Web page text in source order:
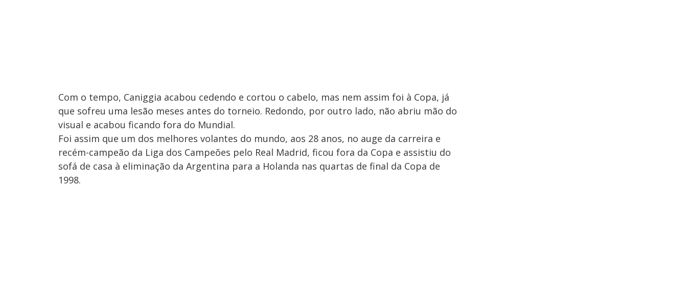
Com o tempo, Caniggia acabou cedendo e cortou o cabelo, mas nem assim foi à Copa, já
que sofreu uma lesão meses antes do torneio. Redondo, por outro lado, não abriu mão do
visual e acabou ficando fora do Mundial.
Foi assim que um dos melhores volantes do mundo, aos 28 anos, no auge da carreira e
recém-campeão da Liga dos Campeões pelo Real Madrid, ficou fora da Copa e assistiu do
sofá de casa à eliminação da Argentina para a Holanda nas quartas de final da Copa de
1998.